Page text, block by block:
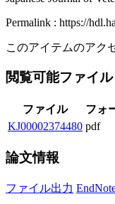
Permalink : https://
このアイテムのアク
閲覧可能ファイル
ファイル フォ
KJ00002374480 pdf
論文情報
ファイル出力